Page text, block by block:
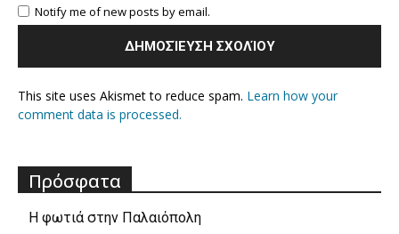
Notify me of new posts by email.
This site uses Akismet to reduce spam. Learn how your
comment data is processed.
Πρόσφατα
Η φωτιά στην Παλαιόπολη